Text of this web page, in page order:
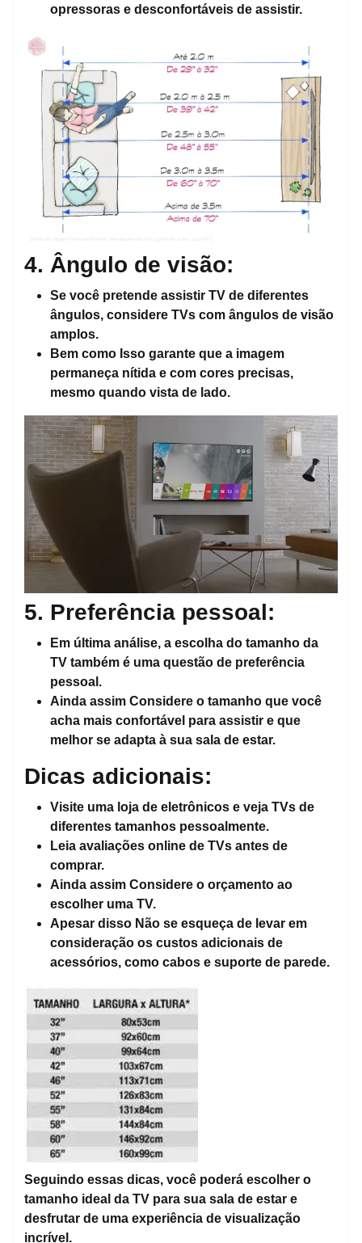
opressoras e desconfortáveis de assistir.
4. Ângulo de visão:
Se você pretende assistir TV de diferentes
ângulos, considere TVs com ângulos de visão
amplos.
Bem como Isso garante que a imagem
permaneça nítida e com cores precisas,
mesmo quando vista de lado.
5. Preferência pessoal:
Em última análise, a escolha do tamanho da
TV também é uma questão de preferência
pessoal.
Ainda assim Considere o tamanho que você
acha mais confortável para assistir e que
melhor se adapta à sua sala de estar.
Dicas adicionais:
Visite uma loja de eletrônicos e veja TVs de
diferentes tamanhos pessoalmente.
Leia avaliações online de TVs antes de
comprar.
Ainda assim Considere o orçamento ao
escolher uma TV.
Apesar disso Não se esqueça de levar em
consideração os custos adicionais de
acessórios, como cabos e suporte de parede.
Seguindo essas dicas, você poderá escolher o
tamanho ideal da TV para sua sala de estar e
desfrutar de uma experiência de visualização
incrível.